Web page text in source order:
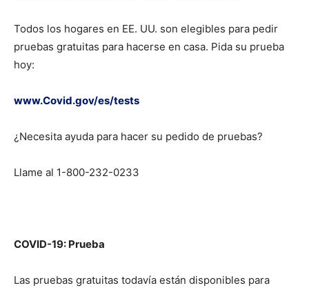
Todos los hogares en EE. UU. son elegibles para pedir
pruebas gratuitas para hacerse en casa. Pida su prueba
hoy:
www.Covid.gov/es/tests
¿Necesita ayuda para hacer su pedido de pruebas?
Llame al 1-800-232-0233
COVID-19: Prueba
Las pruebas gratuitas todavía están disponibles para